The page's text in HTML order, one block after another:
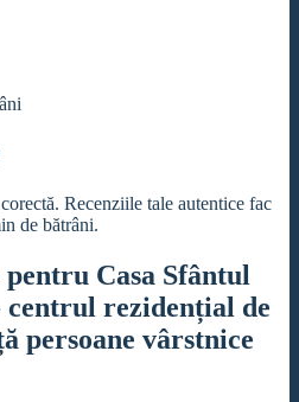
Recenziile tale autentice fac
de bătrâni.
Casa Sfântul
centrul rezidențial de
persoane vârstnice